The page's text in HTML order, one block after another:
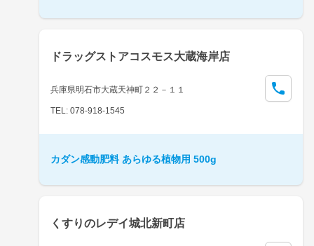
ドラッグストアコスモス大蔵海岸店
兵庫県明石市大蔵天神町２２－１１
TEL: 078-918-1545
カダン感動肥料 あらゆる植物用 500g
くすりのレデイ城北新町店